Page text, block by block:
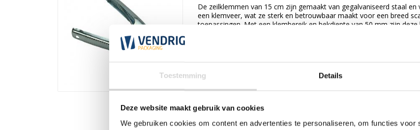
Toestemming Details
Deze website maakt gebruik van cookies
We gebruiken cookies om content en advertenties te personaliseren, om functies voor
De zeilklemmen van 15 cm zijn gemaakt van gegalvaniseerd staal en
een klemveer, wat ze sterk en betrouwbaar maakt voor een breed
toepassingen. Met een klembereik en bekdiepte van 50 mm zijn deze